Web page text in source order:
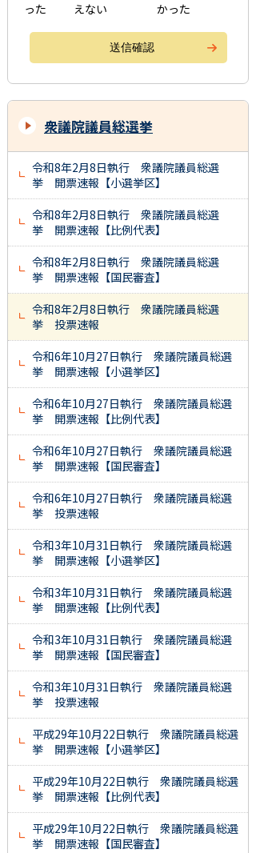
った
えない
かった
衆議院議員総選挙
令和8年2月8日執行 衆議院議員総選
挙 開票速報【小選挙区】
令和8年2月8日執行 衆議院議員総選
挙 開票速報【比例代表】
令和8年2月8日執行 衆議院議員総選
挙 開票速報【国民審査】
令和8年2月8日執行 衆議院議員総選
挙 投票速報
令和6年10月27日執行 衆議院議員総選
挙 開票速報【小選挙区】
令和6年10月27日執行 衆議院議員総選
挙 開票速報【比例代表】
令和6年10月27日執行 衆議院議員総選
挙 開票速報【国民審査】
令和6年10月27日執行 衆議院議員総選
挙 投票速報
令和3年10月31日執行 衆議院議員総選
挙 開票速報【小選挙区】
令和3年10月31日執行 衆議院議員総選
挙 開票速報【比例代表】
令和3年10月31日執行 衆議院議員総選
挙 開票速報【国民審査】
令和3年10月31日執行 衆議院議員総選
挙 投票速報
平成29年10月22日執行 衆議院議員総選
挙 開票速報【小選挙区】
平成29年10月22日執行 衆議院議員総選
挙 開票速報【比例代表】
平成29年10月22日執行 衆議院議員総選
挙 開票速報【国民審査】